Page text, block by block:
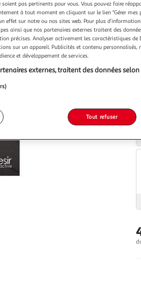
soient pas pertinents pour vous. Vous pouvez faire
à tout moment en cliquant sur le lien "Gérer mes
effet sur notre ou nos sites web. Pour plus
ainsi que nos partenaires externes traitent des
précises. Analyser activement les caractéristiques de
sur un appareil. Publicités et contenu personnalisés,
et développement de services.
externes, traitent des données
Tout refuser